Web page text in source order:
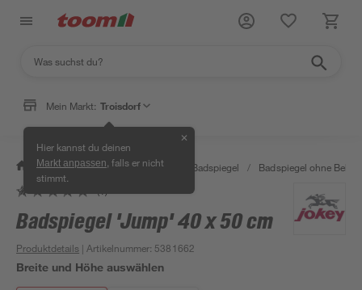
Mein Markt: Troisdorf
Hier kannst du deinen
Markt anpassen , falls er nicht
stimmt.
✕
/ Bad & Sanitär / Badmöbel Badspiegel /
Badspiegel ohne
Badspiegel 'Jump' 40 x 50 cm
Produktdetails | Artikelnummer: 5381662
Breite und Höhe auswählen